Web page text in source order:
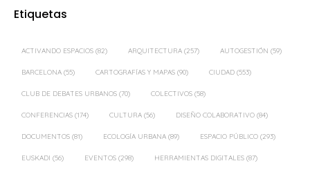
Etiquetas
ACTIVANDO ESPACIOS (82) ARQUITECTURA (257) AUTOGESTIÓN (59)
BARCELONA (55) CARTOGRAFÍAS Y MAPAS (90) CIUDAD (553)
CLUB DE DEBATES URBANOS (70) COLECTIVOS (58)
CONFERENCIAS (174) CULTURA (56) DISEÑO COLABORATIVO (84)
DOCUMENTOS (81) ECOLOGÍA URBANA (89) ESPACIO PÚBLICO (293)
EUSKADI (56) EVENTOS (298) HERRAMIENTAS DIGITALES (87)